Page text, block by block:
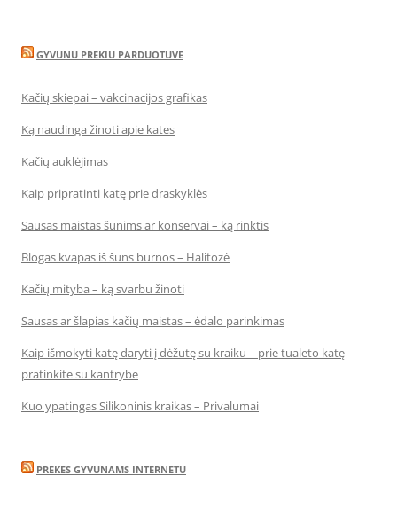
GYVUNU PREKIU PARDUOTUVE
Kačių skiepai – vakcinacijos grafikas
Ką naudinga žinoti apie kates
Kačių auklėjimas
Kaip pripratinti katę prie draskyklės
Sausas maistas šunims ar konservai – ką rinktis
Blogas kvapas iš šuns burnos – Halitozė
Kačių mityba – ką svarbu žinoti
Sausas ar šlapias kačių maistas – ėdalo parinkimas
Kaip išmokyti katę daryti į dėžutę su kraiku – prie tualeto katę
pratinkite su kantrybe
Kuo ypatingas Silikoninis kraikas – Privalumai
PREKES GYVUNAMS INTERNETU